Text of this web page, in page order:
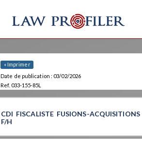
« Imprimer
Date de publication : 03/02/2026
Ref. 033-155-85L
CDI FISCALISTE FUSIONS-
F/H